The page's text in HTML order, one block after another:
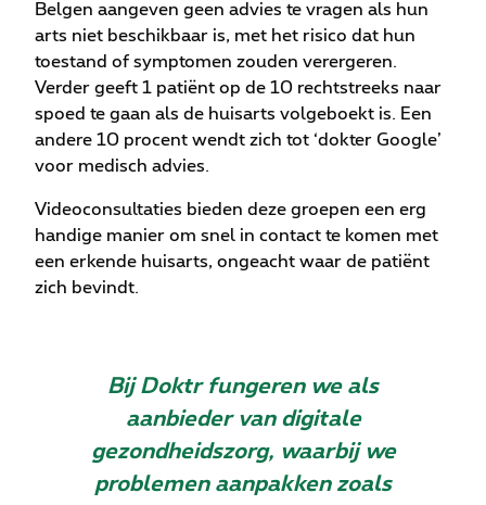
Belgen aangeven geen advies te vragen als hun
arts niet beschikbaar is, met het risico dat hun
toestand of symptomen zouden verergeren.
Verder geeft 1 patiënt op de 10 rechtstreeks naar
spoed te gaan als de huisarts volgeboekt is. Een
andere 10 procent wendt zich tot ‘dokter Google’
voor medisch advies.
Videoconsultaties bieden deze groepen een erg
handige manier om snel in contact te komen met
een erkende huisarts, ongeacht waar de patiënt
zich bevindt.
Bij Doktr fungeren we als
aanbieder van digitale
gezondheidszorg, waarbij we
problemen aanpakken zoals